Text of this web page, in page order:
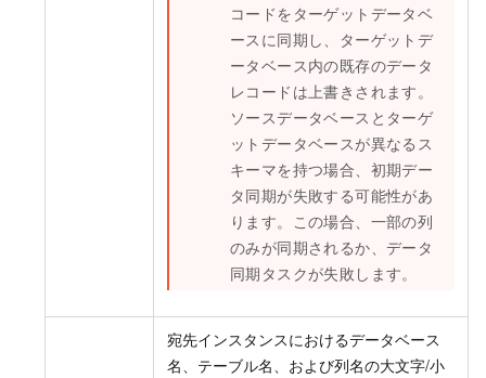
コードをターゲットデータベ
ースに同期し、ターゲットデ
ータベース内の既存のデータ
レコードは上書きされます。
ソースデータベースとターゲ
ットデータベースが異なるス
キーマを持つ場合、初期デー
タ同期が失敗する可能性があ
ります。この場合、一部の列
のみが同期されるか、データ
同期タスクが失敗します。
宛先インスタンスにおけるデータベース
名、テーブル名、および列名の大文字/小